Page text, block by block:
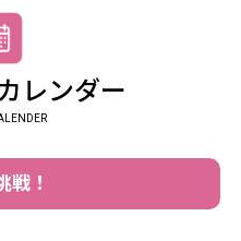
レンダー
戦！